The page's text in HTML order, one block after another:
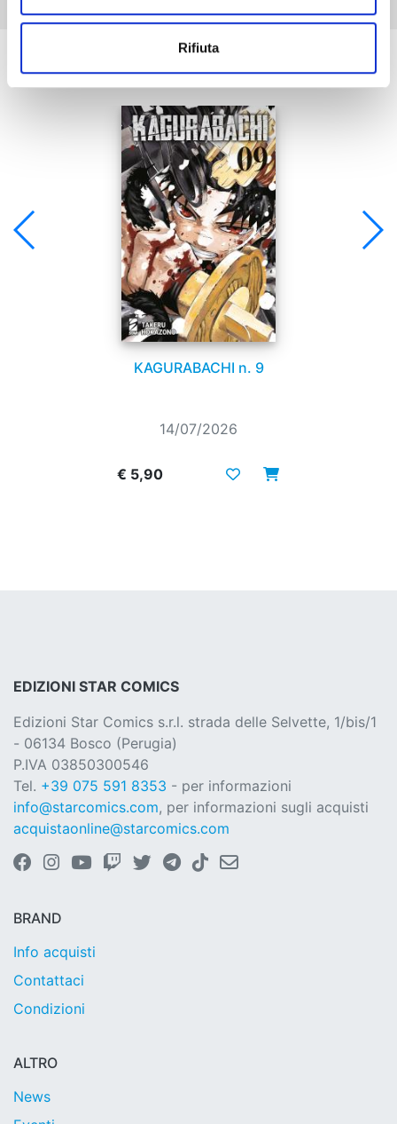
Rifiuta
Se ti è piaciuto prova anche:
KAGURABACHI n. 9
14/07/2026
€ 5,90
EDIZIONI STAR COMICS
Edizioni Star Comics s.r.l. strada delle Selvette, 1/bis/1
- 06134 Bosco (Perugia)
P.IVA 03850300546
Tel. +39 075 591 8353 - per informazioni
info@starcomics.com, per informazioni sugli acquisti
acquistaonline@starcomics.com
BRAND
Info acquisti
Contattaci
Condizioni
ALTRO
News